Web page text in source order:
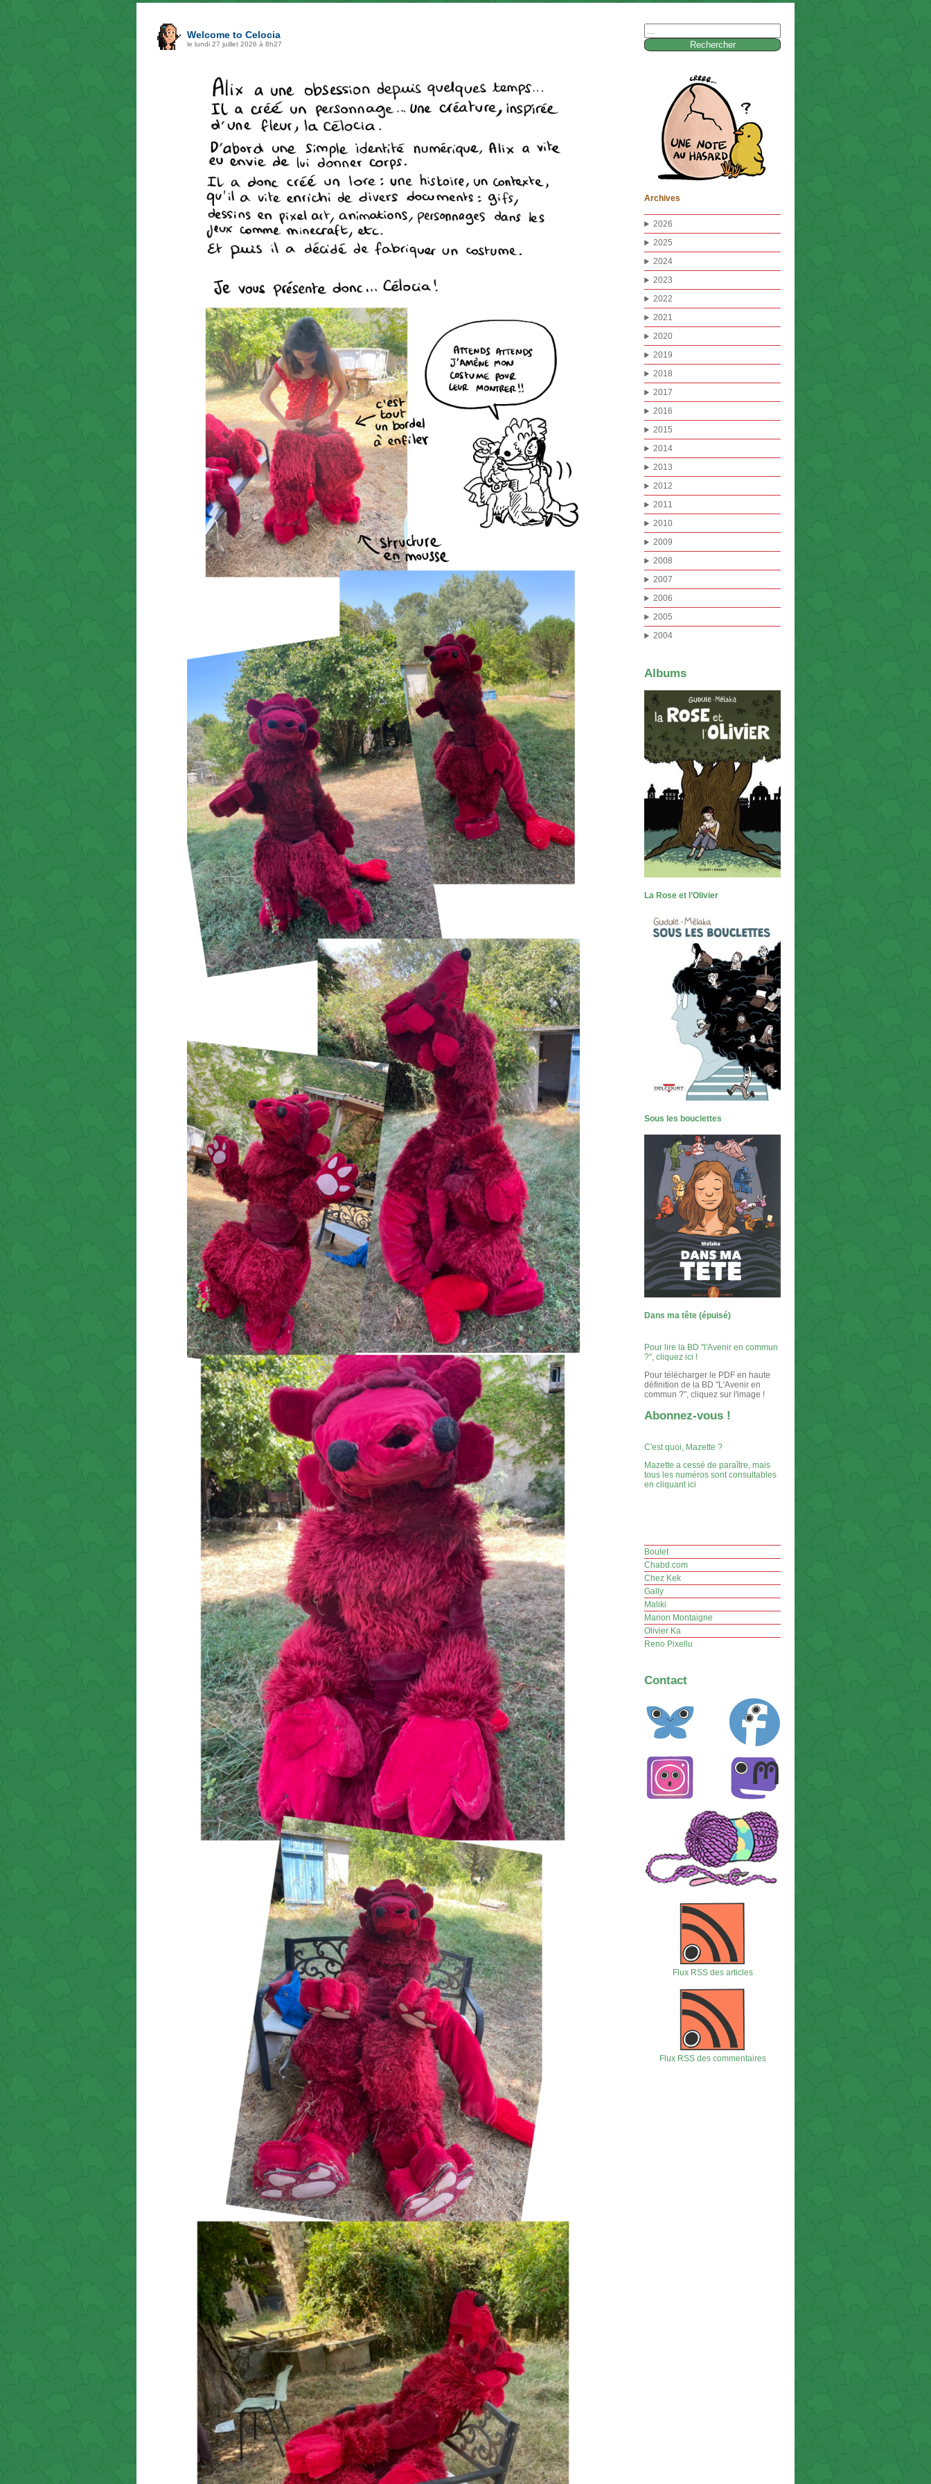
Welcome to Celocia
le lundi 27 juillet 2026 à 8h27
Archives
2026
2025
2024
2023
2022
2021
2020
2019
2018
2017
2016
2015
2014
2013
2012
2011
2010
2009
2008
2007
2006
2005
2004
Albums
La Rose et l’Olivier
Sous les bouclettes
Dans ma tête (épuisé)
Pour lire la BD "l'Avenir en commun
?", cliquez ici !
Pour télécharger le PDF en haute
définition de la BD "L'Avenir en
commun ?", cliquez sur l'image !
Abonnez-vous !
C'est quoi, Mazette ?
Mazette a cessé de paraître, mais
tous les numéros sont consultables
en cliquant ici
Boulet
Chabd.com
Chez Kek
Gally
Maliki
Marion Montaigne
Olivier Ka
Reno Pixellu
Contact
Flux RSS des articles
Flux RSS des commentaires